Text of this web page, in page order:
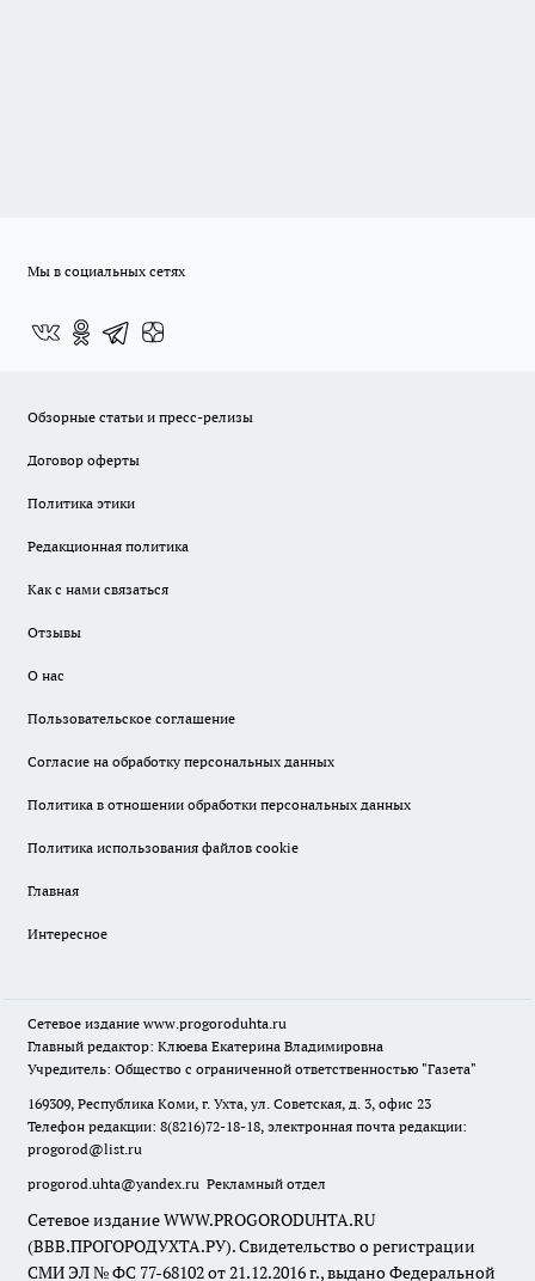
Мы в социальных сетях
Обзорные статьи и пресс-релизы
Договор оферты
Политика этики
Редакционная политика
Как с нами связаться
Отзывы
О нас
Пользовательское соглашение
Согласие на обработку персональных данных
Политика в отношении обработки персональных данных
Политика использования файлов cookie
Главная
Интересное
Сетевое издание www.progoroduhta.ru
Главный редактор: Клюева Екатерина Владимировна
Учредитель: Общество с ограниченной ответственностью "Газета"
169309, Республика Коми, г. Ухта, ул. Советская, д. 3, офис 23
Телефон редакции: 8(8216)72-18-18, электронная почта редакции:
progorod@list.ru
progorod.uhta@yandex.ru Рекламный отдел
Сетевое издание WWW.PROGORODUHTA.RU
(ВВВ.ПРОГОРОДУХТА.РУ). Свидетельство о регистрации
СМИ ЭЛ № ФС 77-68102 от 21.12.2016 г., выдано Федеральной